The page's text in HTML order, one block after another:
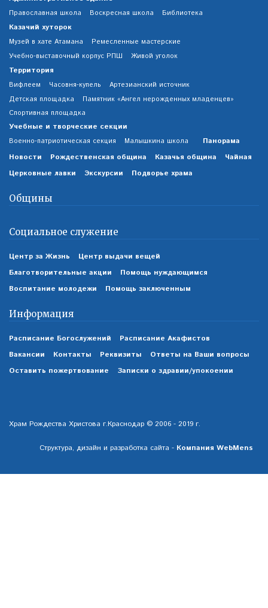
Православная школа Воскресная школа Библиотека
Казачий хуторок
Музей в хате Атамана
Ремесленные мастерские
Учебно-выставочный корпус РПШ
Живой уголок
Территория
Вифлеем Часовня-купель
Артезианский источник
Детская площадка
Памятник «Ангел нерожденных младенцев»
Спортивная площадка
Учебные и творческие секции
Военно-патриотическая секция Малышкина школа
Панорама
Новости
Рождественская община Казачья община
Чайная
Церковные лавки
Экскурсии Подворье храма
Общины
Социальное служение
Центр за Жизнь
Центр выдачи вещей
Благотворительные акции
Помощь нуждающимся
Воспитание молодежи
Помощь заключенным
Информация
Расписание Богослужений
Расписание Акафистов
Вакансии
Контакты Реквизиты
Ответы на Ваши вопросы
Оставить пожертвование
Записки о здравии/упокоении
Храм Рождества Христова г.Краснодар © 2006 - 2019 г.
Структура, дизайн и разработка сайта - Компания WebMens